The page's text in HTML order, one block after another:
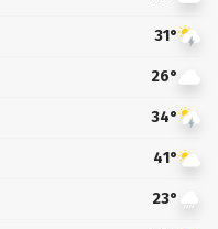
31°
26°
34°
41°
23°